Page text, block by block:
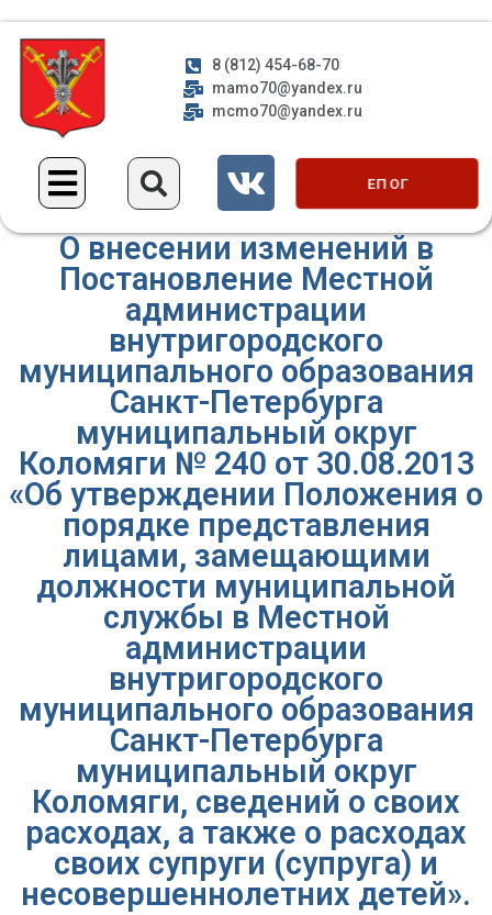
8 (812) 454-68-70
mamo70@yandex.ru
mcmo70@yandex.ru
ЕП ОГ
О внесении изменений в
Постановление Местной
администрации
внутригородского
муниципального образования
Санкт-Петербурга
муниципальный округ
Коломяги № 240 от 30.08.2013
«Об утверждении Положения о
порядке представления
лицами, замещающими
должности муниципальной
службы в Местной
администрации
внутригородского
муниципального образования
Санкт-Петербурга
муниципальный округ
Коломяги, сведений о своих
расходах, а также о расходах
своих супруги (супруга) и
несовершеннолетних детей».